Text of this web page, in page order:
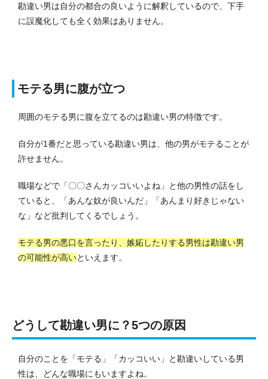
勘違い男は自分の都合の良いように解釈しているので、下手
に誤魔化しても全く効果はありません。
モテる男に腹が立つ
周囲のモテる男に腹を立てるのは勘違い男の特徴です。
自分が1番だと思っている勘違い男は、他の男がモテることが
許せません。
職場などで「〇〇さんカッコいいよね」と他の男性の話をし
ていると、「あんな奴が良いんだ」「あんまり好きじゃない
な」など批判してくるでしょう。
モテる男の悪口を言ったり、嫉妬したりする男性は勘違い男
の可能性が高いといえます。
どうして勘違い男に？5つの原因
自分のことを「モテる」「カッコいい」と勘違いしている男
性は、どんな職場にもいますよね。